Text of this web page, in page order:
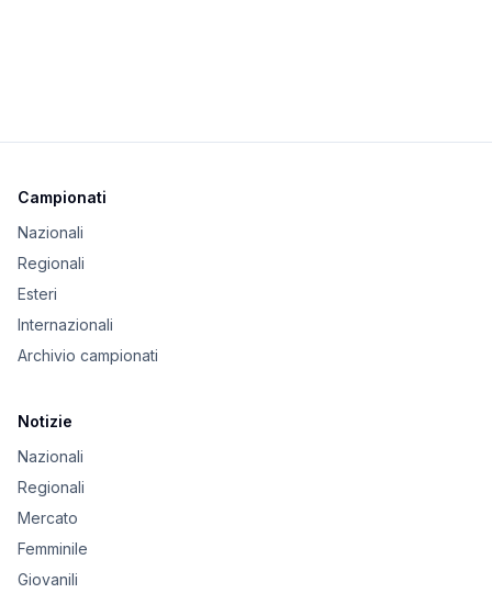
Campionati
Nazionali
Regionali
Esteri
Internazionali
Archivio campionati
Notizie
Nazionali
Regionali
Mercato
Femminile
Giovanili